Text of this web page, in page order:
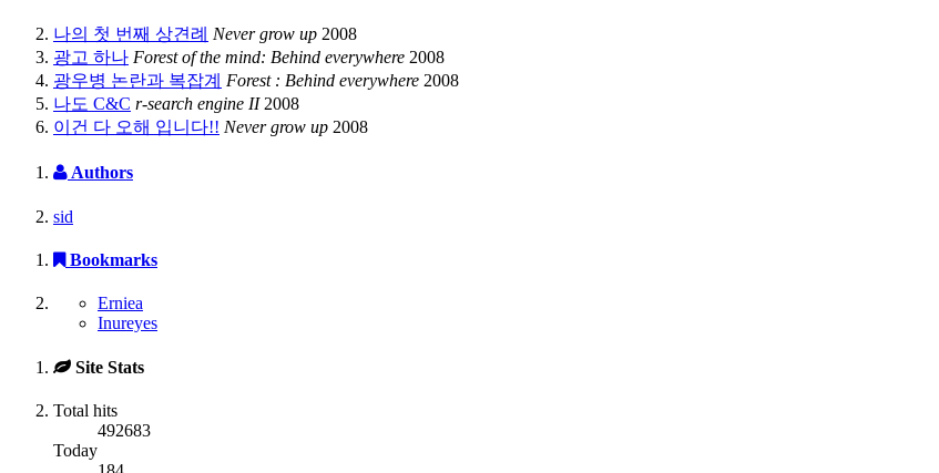
나의 첫 번째 상견례 Never grow up 2008
광고 하나 Forest of the mind: Behind everywhere 2008
광우병 논란과 복잡계 Forest : Behind everywhere 2008
나도 C&C r-search engine II 2008
이건 다 오해 입니다!! Never grow up 2008
Authors
sid
Bookmarks
Erniea
Inureyes
Site Stats
Total hits
492683
Today